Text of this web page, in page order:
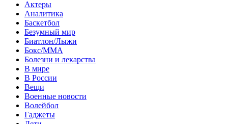
Актеры
Аналитика
Баскетбол
Безумный мир
Биатлон/Лыжи
Бокс/MMA
Болезни и лекарства
В мире
В России
Вещи
Военные новости
Волейбол
Гаджеты